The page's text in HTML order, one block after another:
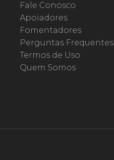
Fale Conosco
Apoiadores
Fomentadores
Perguntas Frequentes
Termos de Uso
Quem Somos